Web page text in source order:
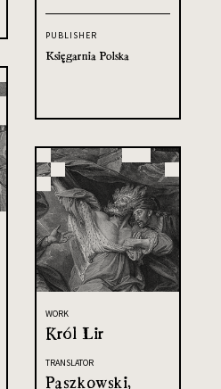
PUBLISHER
Księgarnia Polska
WORK
Król Lir
TRANSLATOR
Paszkowski,